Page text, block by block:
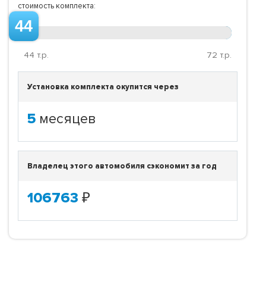
стоимость комплекта:
44
44 т.р. 72 т.р.
Установка комплекта окупится через
5 месяцев
Владелец этого автомобиля сэкономит за год
106763 ₽